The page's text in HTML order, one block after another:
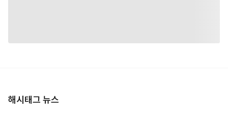
해시태그 뉴스